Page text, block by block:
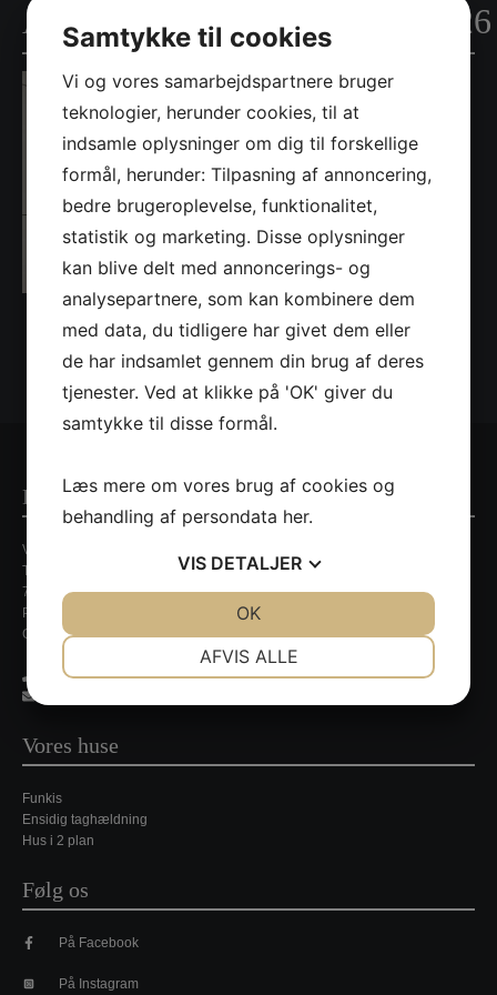
AnyConv.com__235725_bad_26
Kontaktinformationer
Villa Nordic
Tirsbækvej 13A
7120 Vejle Ø
Persondatapolitik
CVR. nr. 35648429
21 35 49 44
Vores huse
Funkis
Ensidig taghældning
Hus i 2 plan
Følg os
På Facebook
På Instagram
Samtykke til cookies
Vi og vores samarbejdspartnere bruger
teknologier, herunder cookies, til at
indsamle oplysninger om dig til forskellige
formål, herunder: Tilpasning af annoncering,
bedre brugeroplevelse, funktionalitet,
statistik og marketing. Disse oplysninger
kan blive delt med annoncerings- og
analysepartnere, som kan kombinere dem
med data, du tidligere har givet dem eller
de har indsamlet gennem din brug af deres
tjenester. Ved at klikke på 'OK' giver du
samtykke til disse formål.
Læs mere om vores brug af cookies og
behandling af persondata her.
VIS DETALJER
AFVIS ALLE
OK